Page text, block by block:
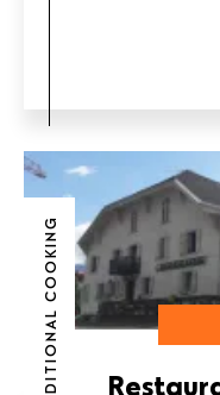
TRADITIONAL COOKING